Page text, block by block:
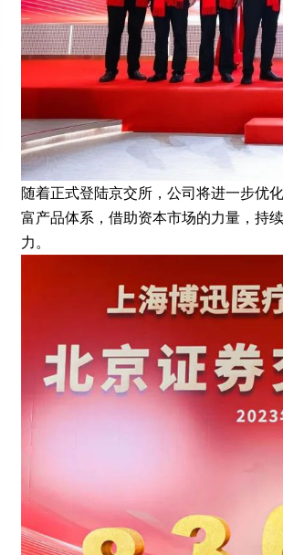
随着正式登陆京交所，公司将进一步优
富产品体系，借助资本市场的力量，持
力。